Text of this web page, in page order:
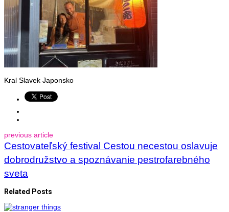
Kral Slavek Japonsko
previous article
Cestovateľský festival Cestou necestou oslavuje
dobrodružstvo a spoznávanie pestrofarebného
sveta
Related Posts